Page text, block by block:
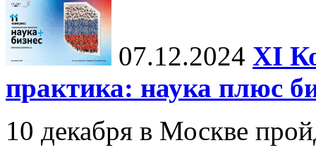
07.12.2024 ХI
практика: наука плюс
10 декабря в Москве